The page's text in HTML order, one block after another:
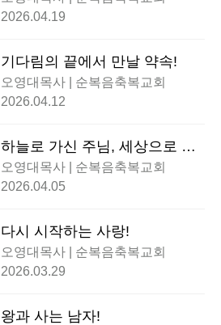
2026.04.19
기다림의 끝에서 만날 약속!
오영대목사 | 순복음축복교회
2026.04.12
하늘로 가신 주님, 세상으로 보
냄받은 우리!
오영대목사 | 순복음축복교회
2026.04.05
다시 시작하는 사랑!
오영대목사 | 순복음축복교회
2026.03.29
왕과 사는 남자!